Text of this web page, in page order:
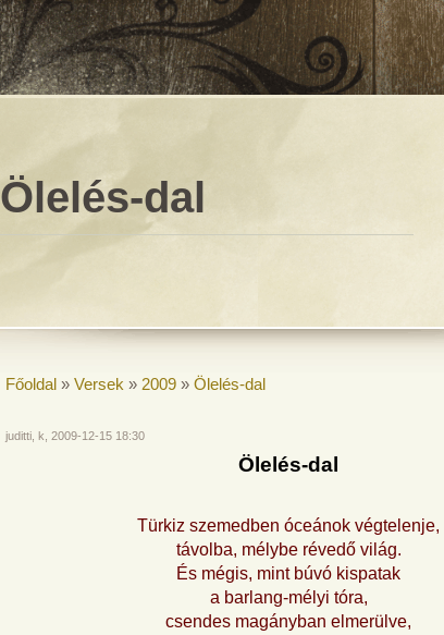
Ölelés-dal
Főoldal » Versek » 2009 » Ölelés-dal
juditti, k, 2009-12-15 18:30
Ölelés-dal
Türkiz szemedben óceánok végtelenje,
távolba, mélybe révedő világ.
És mégis, mint búvó kispatak
a barlang-mélyi tóra,
csendes magányban elmerülve,